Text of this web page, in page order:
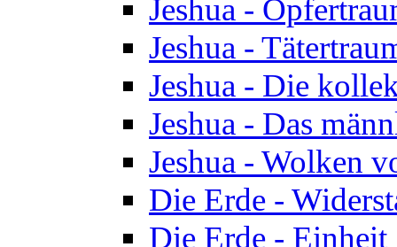
Jeshua -
Jeshua -
Jeshua - Die
Jeshua - Das
Jeshua - Wolken
Die Erde -
Die Erde - Einheit